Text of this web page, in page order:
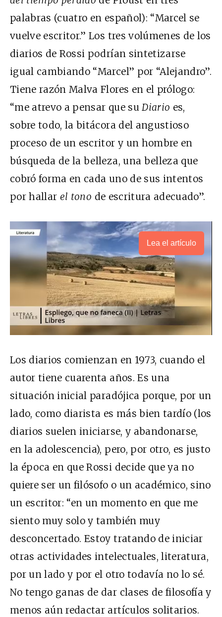
palabras (cuatro en español): “Marcel se
vuelve escritor.” Los tres volúmenes de los
diarios de Rossi podrían sintetizarse
igual cambiando “Marcel” por “Alejandro”.
Tiene razón Malva Flores en el prólogo:
“me atrevo a pensar que su Diario es,
sobre todo, la bitácora del angustioso
proceso de un escritor y un hombre en
búsqueda de la belleza, una belleza que
cobró forma en cada uno de sus intentos
por hallar el tono de escritura adecuado”.
Lea el artículo
Los diarios comienzan en 1973, cuando el
autor tiene cuarenta años. Es una
situación inicial paradójica porque, por un
lado, como diarista es más bien tardío (los
diarios suelen iniciarse, y abandonarse,
en la adolescencia), pero, por otro, es justo
la época en que Rossi decide que ya no
quiere ser un filósofo o un académico, sino
un escritor: “en un momento en que me
siento muy solo y también muy
desconcertado. Estoy tratando de iniciar
otras actividades intelectuales, literatura,
por un lado y por el otro todavía no lo sé.
No tengo ganas de dar clases de filosofía y
menos aún redactar artículos solitarios.